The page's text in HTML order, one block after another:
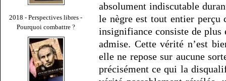
2018 - Perspectives libres -
Pourquoi combattre ?
absolument indiscutable
le nègre est tout entier
insignifiance consiste de
admise. Cette vérité n’est
elle ne repose sur aucune
précisément ce qui la